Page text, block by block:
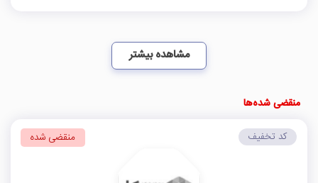
مشاهده بیشتر
منقضی شده‌ها
کد تخفیف منقضی شده